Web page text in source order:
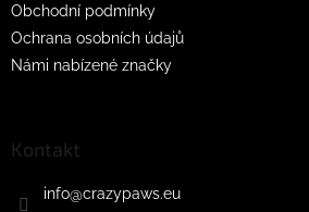
Obchodní podmínky
Ochrana osobních údajů
Námi nabízené značky
Kontakt
info@crazypaws.eu